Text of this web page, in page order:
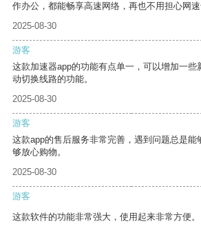
作办公，都能畅享高速网络，再也不用担心网速
2025-08-30
游客
这款加速器app的功能有点单一，可以增加一些
动切换线路的功能。
2025-08-30
游客
这款app的售后服务非常完善，遇到问题总是能
够放心购物。
2025-08-30
游客
这款软件的功能非常强大，使用起来非常方便。